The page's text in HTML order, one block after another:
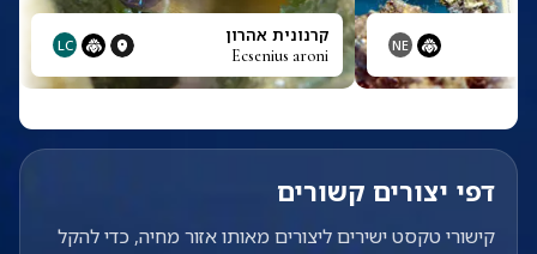
NE קרנונית אהרון
Ecsenius aroni
LC
דפי יצורים קשורים
קישורי טקסט ישירים ליצורים מאותו אזור מחיה, כדי להקל